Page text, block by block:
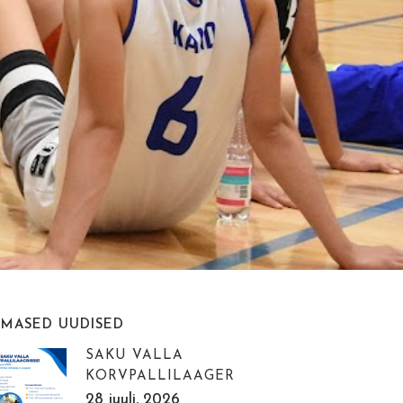
UUDISED
SAKU VALLA
KORVPALLILAAGER